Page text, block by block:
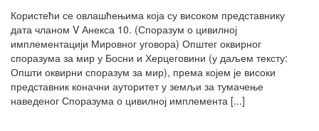
Користећи се овлашћењима која су високом представнику
дата чланом V Анекса 10. (Споразум о цивилној
имплементацији Мировног уговора) Општег оквирног
споразума за мир у Босни и Херцеговини (у даљем тексту:
Општи оквирни споразум за мир), према којем је високи
представник коначни ауторитет у земљи за тумачење
наведеног Споразума о цивилној имплемента [...]